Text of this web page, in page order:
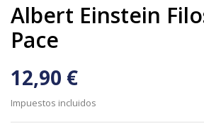
Albert Einstein
Pace
12,90 €
Impuestos incluidos